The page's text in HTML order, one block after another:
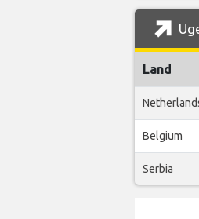
Land
Belgium
Serbia